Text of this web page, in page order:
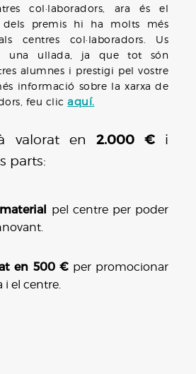
col·laboradors, ara és el
premis hi ha molts més
centres col·laboradors. Us
una ullada, ja que tot són
alumnes i prestigi pel vostre
informació sobre la xarxa de
feu clicaquí.
valorat en 2.000 € i
parts:
pel centre per poder
en 500 €per promocionar
i el centre.